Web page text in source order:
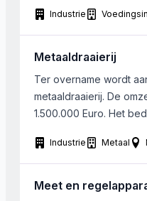
euro en er werken
participeren bij
meerderheidsbelang
[…]
Industrie
Metaaldraaierij
Ter overname wordt
metaaldraaierij. De
1.500.000 Euro. Het
automatendraaiwerk.
gemaakt van CNC-
draaiautomaten om
Industrie Metaal
Meet en